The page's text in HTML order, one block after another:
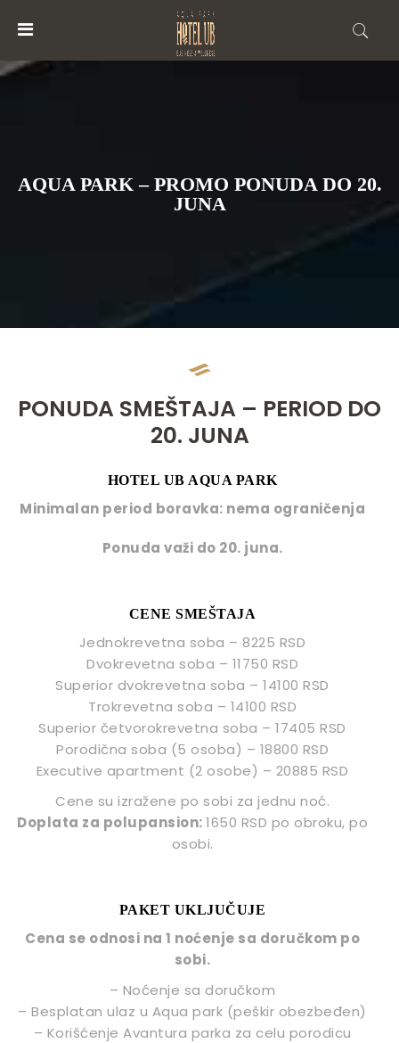
MENU
HOTEL
BUSINESS&WELLNESS
KONFERENCIJSKE
AQUA PARK – PROMO PONUDA DO 20.
JUNA
PONUDA SMEŠTAJA – PERIOD DO
20. JUNA
HOTEL UB AQUA PARK
Minimalan period boravka: nema ograničenja
Ponuda važi do 20. juna.
CENE SMEŠTAJA
Jednokrevetna soba – 8225 RSD
Dvokrevetna soba – 11750 RSD
Superior dvokrevetna soba – 14100 RSD
Trokrevetna soba – 14100 RSD
Superior četvorokrevetna soba – 17405 RSD
Porodična soba (5 osoba) – 18800 RSD
Executive apartment (2 osobe) – 20885 RSD
Cene su izražene po sobi za jednu noć.
Doplata za polupansion:1650 RSD po obroku, po
osobi.
PAKET UKLJUČUJE
Cena se odnosi na 1 noćenje sa doručkom po
sobi.
– Noćenje sa doručkom
– Besplatan ulaz u Aqua park (peškir obezbeđen)
– Korišćenje Avantura parka za celu porodicu